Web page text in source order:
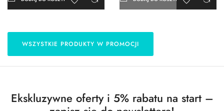
WSZYSTKIE PRODUKTY W PROMOCJI
Ekskluzywne oferty i 5% rabatu na start –